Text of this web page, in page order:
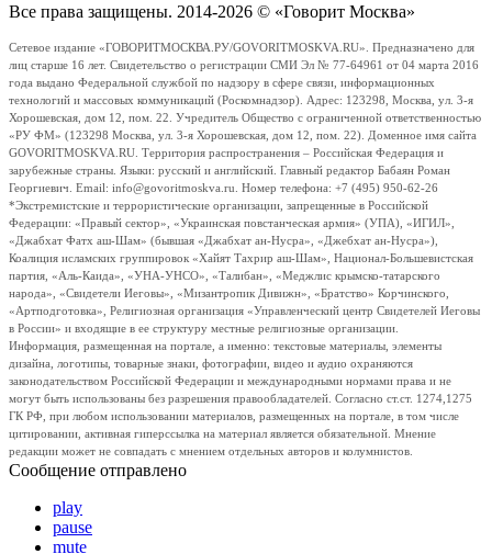
Все права защищены. 2014-2026 © «Говорит Москва»
Сетевое издание «ГОВОРИТМОСКВА.РУ/GOVORITMOSKVA.RU». Предназначено для
лиц старше 16 лет. Свидетельство о регистрации СМИ Эл № 77-64961 от 04 марта 2016
года выдано Федеральной службой по надзору в сфере связи, информационных
технологий и массовых коммуникаций (Роскомнадзор). Адрес: 123298, Москва, ул. 3-я
Хорошевская, дом 12, пом. 22. Учредитель Общество с ограниченной ответственностью
«РУ ФМ» (123298 Москва, ул. 3-я Хорошевская, дом 12, пом. 22). Доменное имя сайта
GOVORITMOSKVA.RU. Территория распространения – Российская Федерация и
зарубежные страны. Языки: русский и английский. Главный редактор Бабаян Роман
Георгиевич. Email: info@govoritmoskva.ru. Номер телефона: +7 (495) 950-62-26
*Экстремистские и террористические организации, запрещенные в Российской
Федерации: «Правый сектор», «Украинская повстанческая армия» (УПА), «ИГИЛ»,
«Джабхат Фатх аш-Шам» (бывшая «Джабхат ан-Нусра», «Джебхат ан-Нусра»),
Коалиция исламских группировок «Хайят Тахрир аш-Шам», Национал-Большевистская
партия, «Аль-Каида», «УНА-УНСО», «Талибан», «Меджлис крымско-татарского
народа», «Свидетели Иеговы», «Мизантропик Дивижн», «Братство» Корчинского,
«Артподготовка», Религиозная организация «Управленческий центр Свидетелей Иеговы
в России» и входящие в ее структуру местные религиозные организации.
Информация, размещенная на портале, а именно: текстовые материалы, элементы
дизайна, логотипы, товарные знаки, фотографии, видео и аудио охраняются
законодательством Российской Федерации и международными нормами права и не
могут быть использованы без разрешения правообладателей. Согласно ст.ст. 1274,1275
ГК РФ, при любом использовании материалов, размещенных на портале, в том числе
цитировании, активная гиперссылка на материал является обязательной. Мнение
редакции может не совпадать с мнением отдельных авторов и колумнистов.
Сообщение отправлено
play
pause
mute